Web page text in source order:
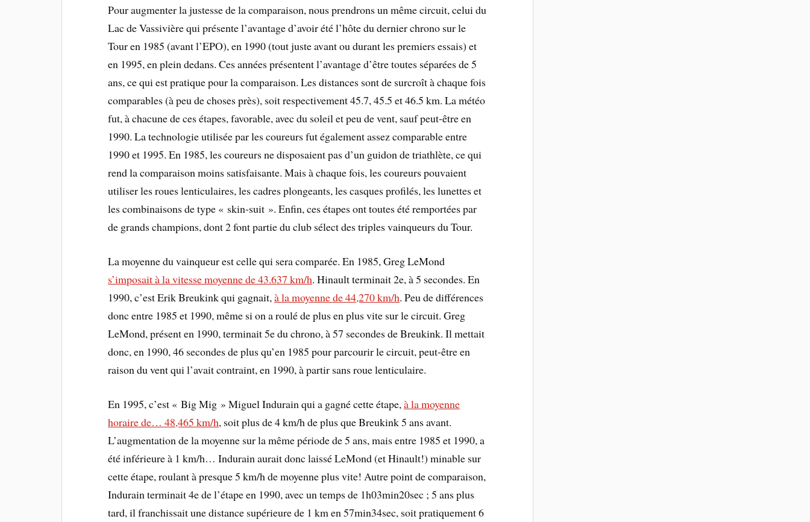
Pour augmenter la justesse de la comparaison, nous prendrons un même circuit, celui du
Lac de Vassivière qui présente l’avantage d’avoir été l’hôte du dernier chrono sur le
Tour en 1985 (avant l’EPO), en 1990 (tout juste avant ou durant les premiers essais) et
en 1995, en plein dedans. Ces années présentent l’avantage d’être toutes séparées de 5
ans, ce qui est pratique pour la comparaison. Les distances sont de surcroît à chaque fois
comparables (à peu de choses près), soit respectivement 45.7, 45.5 et 46.5 km. La météo
fut, à chacune de ces étapes, favorable, avec du soleil et peu de vent, sauf peut-être en
1990. La technologie utilisée par les coureurs fut également assez comparable entre
1990 et 1995. En 1985, les coureurs ne disposaient pas d’un guidon de triathlète, ce qui
rend la comparaison moins satisfaisante. Mais à chaque fois, les coureurs pouvaient
utiliser les roues lenticulaires, les cadres plongeants, les casques profilés, les lunettes et
les combinaisons de type « skin-suit ». Enfin, ces étapes ont toutes été remportées par
de grands champions, dont 2 font partie du club sélect des triples vainqueurs du Tour.
La moyenne du vainqueur est celle qui sera comparée. En 1985, Greg LeMond
s’imposait à la vitesse moyenne de 43.637 km/h. Hinault terminait 2e, à 5 secondes. En
1990, c’est Erik Breukink qui gagnait,à la moyenne de 44,270 km/h. Peu de différences
donc entre 1985 et 1990, même si on a roulé de plus en plus vite sur le circuit. Greg
LeMond, présent en 1990, terminait 5e du chrono, à 57 secondes de Breukink. Il mettait
donc, en 1990, 46 secondes de plus qu’en 1985 pour parcourir le circuit, peut-être en
raison du vent qui l’avait contraint, en 1990, à partir sans roue lenticulaire.
En 1995, c’est « Big Mig » Miguel Indurain qui a gagné cette étape,à la moyenne
horaire de… 48,465 km/h, soit plus de 4 km/h de plus que Breukink 5 ans avant.
L’augmentation de la moyenne sur la même période de 5 ans, mais entre 1985 et 1990, a
été inférieure à 1 km/h… Indurain aurait donc laissé LeMond (et Hinault!) minable sur
cette étape, roulant à presque 5 km/h de moyenne plus vite! Autre point de comparaison,
Indurain terminait 4e de l’étape en 1990, avec un temps de 1h03min20sec ; 5 ans plus
tard, il franchissait une distance supérieure de 1 km en 57min34sec, soit pratiquement 6